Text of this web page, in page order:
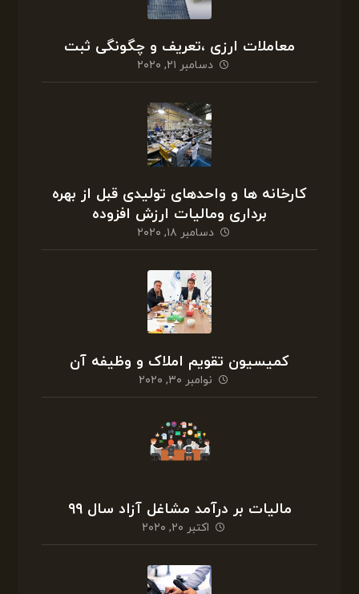
معاملات ارزی ،تعریف و چگونگی ثبت
دسامبر ۲۱, ۲۰۲۰
کارخانه ها و واحدهای تولیدی قبل از بهره
برداری ومالیات ارزش افزوده
دسامبر ۱۸, ۲۰۲۰
کمیسیون تقویم املاک و وظیفه آن
نوامبر ۳۰, ۲۰۲۰
مالیات بر درآمد مشاغل آزاد سال ۹۹
اکتبر ۲۰, ۲۰۲۰